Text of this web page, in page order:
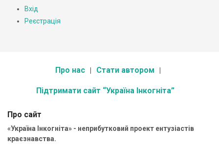
Вхід
Реєстрація
Про нас Стати автором
Підтримати сайт “Україна Інкогніта”
Про сайт
«Україна Інкогніта» - неприбутковий проект ентузіастів
краєзнавства.